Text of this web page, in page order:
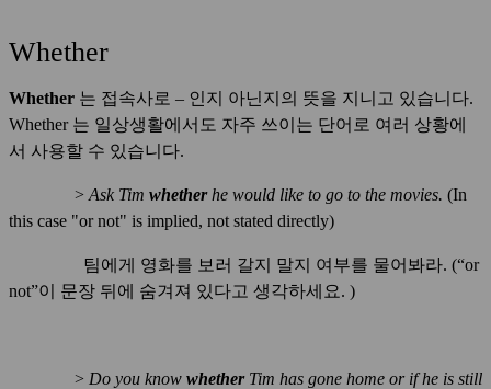
Whether
Whether 는 접속사로 – 인지 아닌지의 뜻을 지니고 있습니다.
Whether 는 일상생활에서도 자주 쓰이는 단어로 여러 상황에
서 사용할 수 있습니다.
> Ask Tim whetherhe would like to go to the movies. (In
this case "or not" is implied, not stated directly)
팀에게 영화를 보러 갈지 말지 여부를 물어봐라. (“or
not”이 문장 뒤에 숨겨져 있다고 생각하세요. )
> Do you know whetherTim has gone home or if he is still